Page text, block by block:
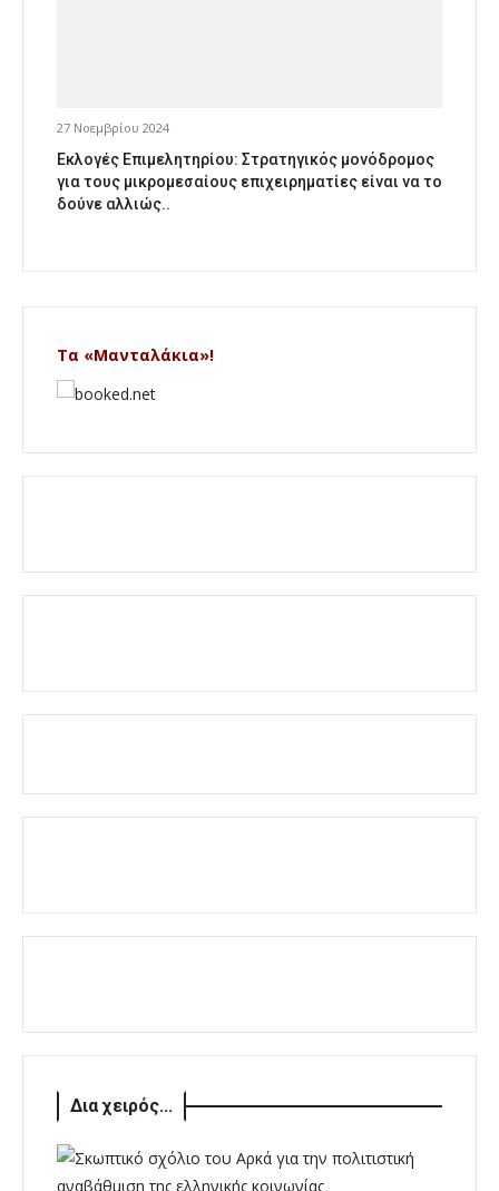
27 Νοεμβρίου 2024
Εκλογές Επιμελητηρίου: Στρατηγικός μονόδρομος
για τους μικρομεσαίους επιχειρηματίες είναι να το
δούνε αλλιώς..
Τα «Μανταλάκια»!
Δια χειρός...